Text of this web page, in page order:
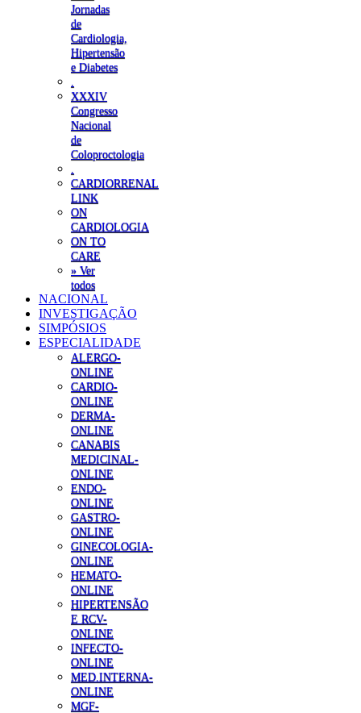
Jornadas
de
Cardiologia,
Hipertensão
e Diabetes
XXXIV
Congresso
Nacional
de
Coloproctologia
CARDIORRENAL
LINK
ON
CARDIOLOGIA
ON TO
CARE
» Ver
todos
NACIONAL
INVESTIGAÇÃO
SIMPÓSIOS
ESPECIALIDADE
ALERGO-
ONLINE
CARDIO-
ONLINE
DERMA-
ONLINE
CANABIS
MEDICINAL-
ONLINE
ENDO-
ONLINE
GASTRO-
ONLINE
GINECOLOGIA-
ONLINE
HEMATO-
ONLINE
HIPERTENSÃO
E RCV-
ONLINE
INFECTO-
ONLINE
MED.INTERNA-
ONLINE
MGF-